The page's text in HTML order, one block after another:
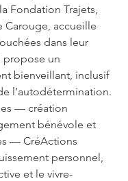
Fondation Trajets,
accueille
dans leur
propose un
bienveillant, inclusif
l’autodétermination.
— création
bénévole et
— CréActions
personnel,
et le vivre-